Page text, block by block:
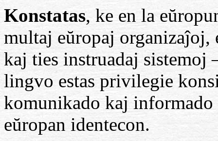
Konstatas, ke en la
multaj eŭropaj organizaĵoj,
kaj ties instruadaj
lingvo estas privilegie
komunikado kaj
eŭropan identecon.